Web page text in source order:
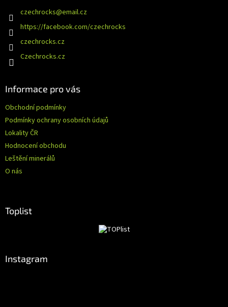
czechrocks@email.cz
https://facebook.com/czechrocks
czechrocks.cz
Czechrocks.cz
Informace pro vás
Obchodní podmínky
Podmínky ochrany osobních údajů
Lokality ČR
Hodnocení obchodu
Leštění minerálů
O nás
Toplist
Instagram